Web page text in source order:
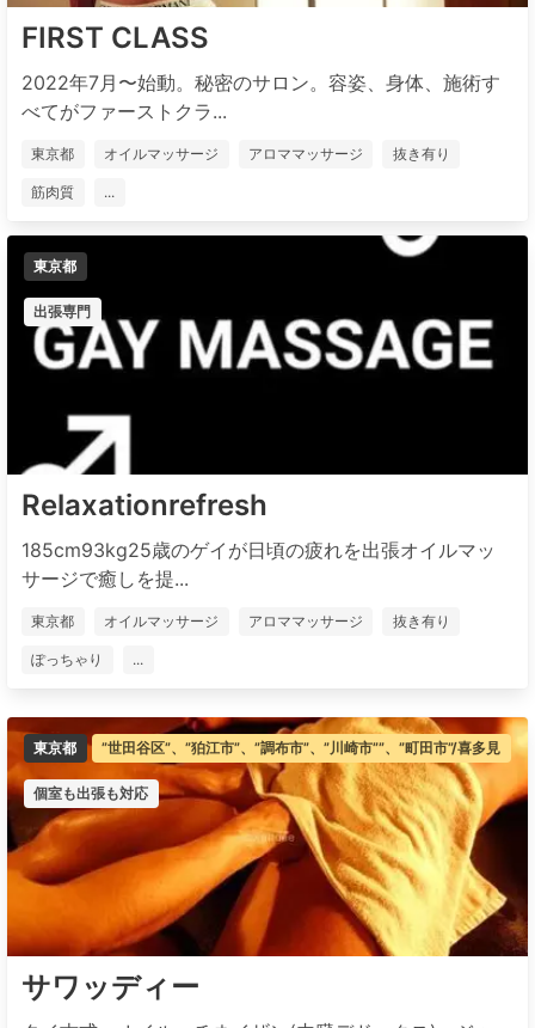
FIRST CLASS
2022年7月〜始動。秘密のサロン。容姿、身体、施術す
べてがファーストクラ...
東京都 オイルマッサージ アロママッサージ 抜き有り
筋肉質 ...
東京都
出張専門
Relaxationrefresh
185cm93kg25歳のゲイが日頃の疲れを出張オイルマッ
サージで癒しを提...
東京都 オイルマッサージ アロママッサージ 抜き有り
ぽっちゃり ...
東京都 ”世田谷区”、”狛江市”、”調布市”、”川崎市””、”町田市”/喜多見
個室も出張も対応
サワッディー